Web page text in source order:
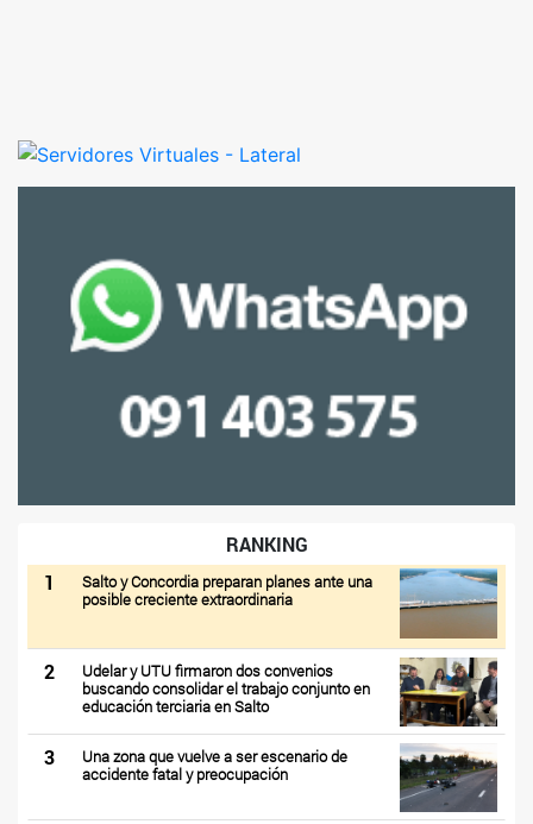
RANKING
1
Salto y Concordia preparan planes ante una
posible creciente extraordinaria
2
Udelar y UTU firmaron dos convenios
buscando consolidar el trabajo conjunto en
educación terciaria en Salto
3
Una zona que vuelve a ser escenario de
accidente fatal y preocupación